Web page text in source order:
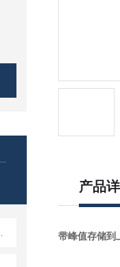
产品
带峰值存储到